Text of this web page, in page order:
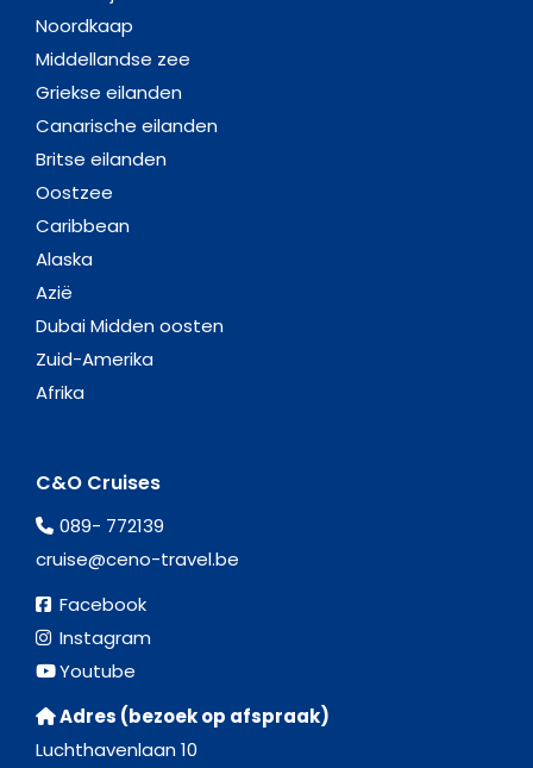
Noordkaap
Middellandse zee
Griekse eilanden
Canarische eilanden
Britse eilanden
Oostzee
Caribbean
Alaska
Azië
Dubai Midden oosten
Zuid-Amerika
Afrika
C&O Cruises
089- 772139
cruise@ceno-travel.be
Facebook
Instagram
Youtube
Adres (bezoek op afspraak)
Luchthavenlaan 10